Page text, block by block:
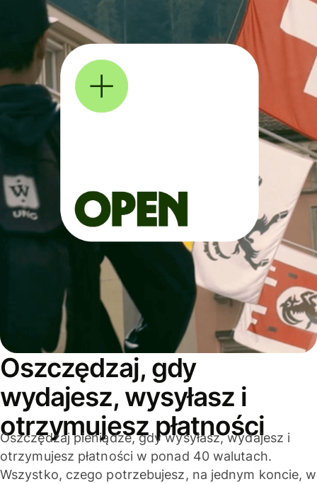
Oszczędzaj, gdy
wydajesz, wysyłasz i
otrzymujesz płatności
Oszczędzaj pieniądze, gdy wysyłasz, wydajesz i
otrzymujesz płatności w ponad 40 walutach.
Wszystko, czego potrzebujesz, na jednym koncie, w